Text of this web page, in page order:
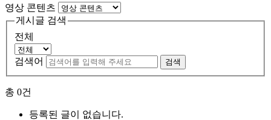
영상 콘텐츠
게시글 검색
전체
검색어 검색
총 0건
등록된 글이 없습니다.